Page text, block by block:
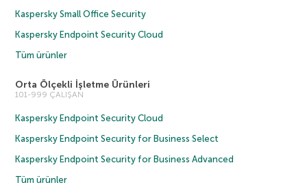
Kaspersky Small Office Security
Kaspersky Endpoint Security Cloud
Tüm ürünler
Orta Ölçekli İşletme Ürünleri
101-999 ÇALIŞAN
Kaspersky Endpoint Security Cloud
Kaspersky Endpoint Security for Business Select
Kaspersky Endpoint Security for Business Advanced
Tüm ürünler